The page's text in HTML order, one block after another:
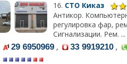
16. СТО Киказ
Антикор.
регулировка фар,
Сигнализации. Рем. ...
29 6950969 , 33 9919210 ,